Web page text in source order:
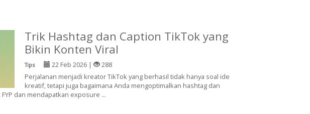
Trik Hashtag dan Caption TikTok yang
Bikin Konten Viral
Tips 22 Feb 2026 |
288
Perjalanan menjadi kreator TikTok yang berhasil tidak hanya soal ide
kreatif, tetapi juga bagaimana Anda mengoptimalkan hashtag dan
dan mendapatkan exposure ...